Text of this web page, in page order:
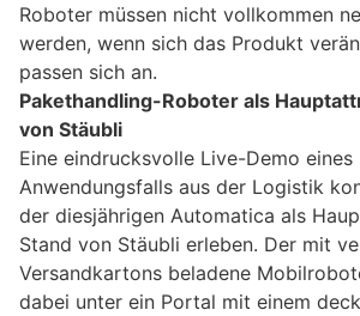
Roboter müssen nicht vollkommen
werden, wenn sich das Produkt
passen sich an.
Pakethandling-Roboter als
von Stäubli
Eine eindrucksvolle Live-Demo eines
Anwendungsfalls aus der Logistik
der diesjährigen Automatica als
Stand von Stäubli erleben. Der mit
Versandkartons beladene
dabei unter ein Portal mit einem